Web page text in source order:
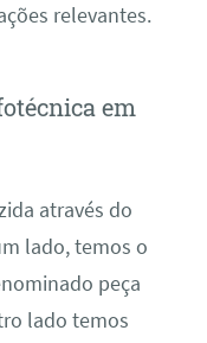
relevantes.
em
através do
lado, temos o
peça
lado temos